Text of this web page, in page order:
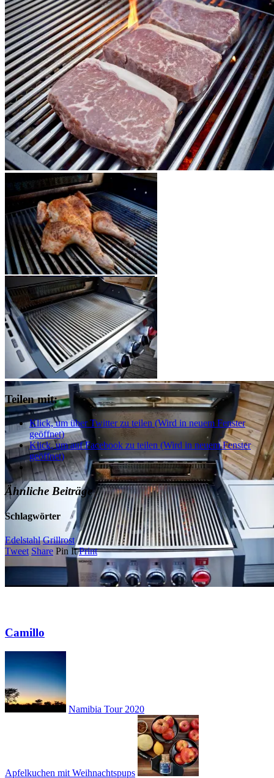
Teilen mit:
Klick, um über Twitter zu teilen (Wird in neuem Fenster
geöffnet)
Klick, um auf Facebook zu teilen (Wird in neuem Fenster
geöffnet)
Ähnliche Beiträge
Schlagwörter
Edelstahl Grillrost
Tweet Share Pin It Print
Camillo
Namibia Tour 2020
Apfelkuchen mit Weihnachtspups